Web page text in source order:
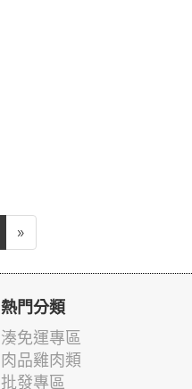
»
熱門分類
湊免運專區
肉品雞肉類
批發專區